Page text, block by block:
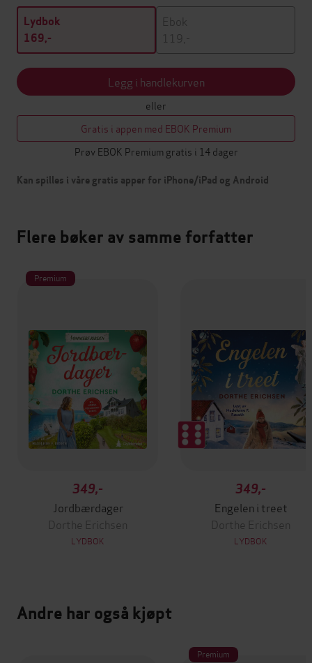
Lydbok
169,-
Ebok
119,-
Legg i handlekurven
eller
Gratis i appen med EBOK Premium
Prøv EBOK Premium gratis i 14 dager
Kan spilles i våre gratis apper for iPhone/iPad og Android
Flere bøker av samme forfatter
Premium
349,-
Jordbærdager
Dorthe Erichsen
LYDBOK
349,-
Engelen i treet
Dorthe Erichsen
LYDBOK
Andre har også kjøpt
Premium